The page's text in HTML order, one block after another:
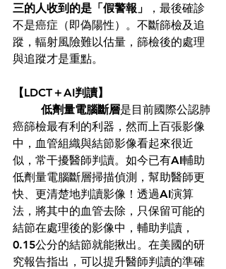
三的人收到的是「假警報」
，最後確診
不是癌症（即偽陽性）。不斷篩檢及追
蹤，輻射風險難以估量，篩檢後的處理
與追蹤才是重點。
【LDCT＋AI判讀】
低劑量電腦斷層是目前國際公認肺
癌篩檢最有利的利器，然而上百張影像
中，血管組織與結節影像看起來很近
似，常干擾醫師判讀。如今已有AI輔助
低劑量電腦斷層掃描偵測，幫助醫師更
快、更清楚地判讀影像！透過AI演算
法，將其中的血管去除，只保留可能的
結節在處理後的影像中，輔助判讀，
0.15公分的結節就能揪出。在美國的研
究報告指出，可以提升醫師判讀的準確